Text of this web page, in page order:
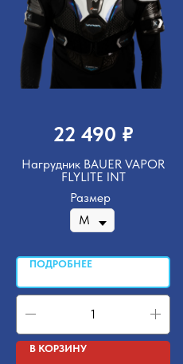
22 490 ₽
Нагрудник BAUER VAPOR
FLYLITE INT
Размер
ПОДРОБНЕЕ
В КОРЗИНУ